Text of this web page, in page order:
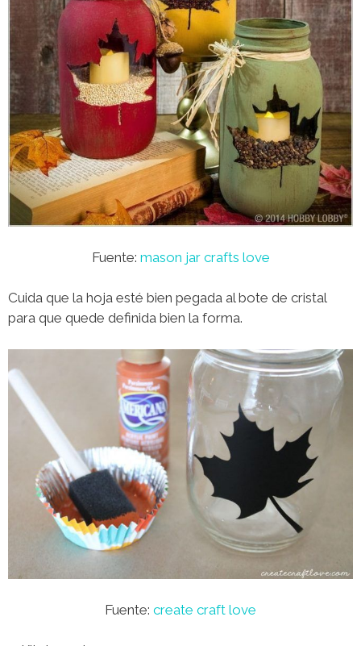
Fuente: mason jar crafts love
Cuida que la hoja esté bien pegada al bote de cristal
para que quede definida bien la forma.
Fuente: create craft love